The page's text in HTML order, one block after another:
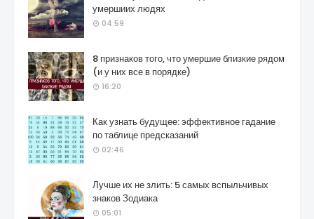
умершиих людях
04:59
8 признаков того, что умершие близкие рядом
(и у них все в порядке)
16:20
Как узнать будущее: эффективное гадание
по таблице предсказаний
02:46
Лучше их не злить: 5 самых вспыльчивых
знаков Зодиака
05:01